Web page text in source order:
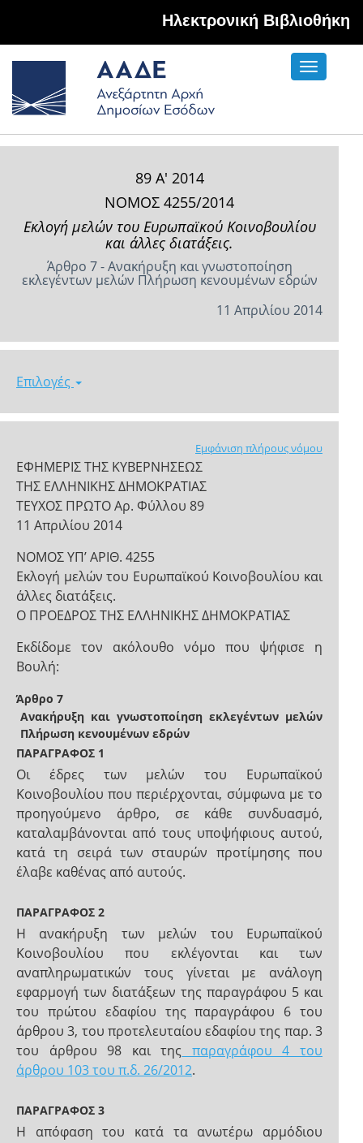
Hλεκτρονική Βιβλιοθήκη
Toggle
89 Α' 2014
ΝΟΜΟΣ 4255/2014
Εκλογή μελών του Ευρωπαϊκού Κοινοβουλίου
και άλλες διατάξεις.
Άρθρο 7 - Ανακήρυξη και γνωστοποίηση
εκλεγέντων μελών Πλήρωση κενουμένων εδρών
11 Απριλίου 2014
Επιλογές
Εμφάνιση πλήρους νόμου
ΕΦΗΜΕΡΙΣ ΤΗΣ ΚΥΒΕΡΝΗΣΕΩΣ
ΤΗΣ ΕΛΛΗΝΙΚΗΣ ΔΗΜΟΚΡΑΤΙΑΣ
ΤΕΥΧΟΣ ΠΡΩΤΟ Αρ. Φύλλου 89
11 Απριλίου 2014
ΝΟΜΟΣ ΥΠ’ ΑΡΙΘ. 4255
Εκλογή μελών του Ευρωπαϊκού Κοινοβουλίου και
άλλες διατάξεις.
Ο ΠΡΟΕΔΡΟΣ ΤΗΣ ΕΛΛΗΝΙΚΗΣ ΔΗΜΟΚΡΑΤΙΑΣ
Εκδίδομε τον ακόλουθο νόμο που ψήφισε η
Βουλή:
Άρθρο 7
Ανακήρυξη και γνωστοποίηση εκλεγέντων μελών
Πλήρωση κενουμένων εδρών
ΠΑΡΑΓΡΑΦΟΣ 1
Οι έδρες των μελών του Ευρωπαϊκού
Κοινοβουλίου που περιέρχονται, σύμφωνα με το
προηγούμενο άρθρο, σε κάθε συνδυασμό,
καταλαμβάνονται από τους υποψήφιους αυτού,
κατά τη σειρά των σταυρών προτίμησης που
έλαβε καθένας από αυτούς.
ΠΑΡΑΓΡΑΦΟΣ 2
Η ανακήρυξη των μελών του Ευρωπαϊκού
Κοινοβουλίου που εκλέγονται και των
αναπληρωματικών τους γίνεται με ανάλογη
εφαρμογή των διατάξεων της παραγράφου 5 και
του πρώτου εδαφίου της παραγράφου 6 του
άρθρου 3, του προτελευταίου εδαφίου της παρ. 3
του άρθρου 98 και της παραγράφου 4 του
άρθρου 103 του π.δ. 26/2012.
ΠΑΡΑΓΡΑΦΟΣ 3
Η απόφαση του κατά τα ανωτέρω αρμόδιου